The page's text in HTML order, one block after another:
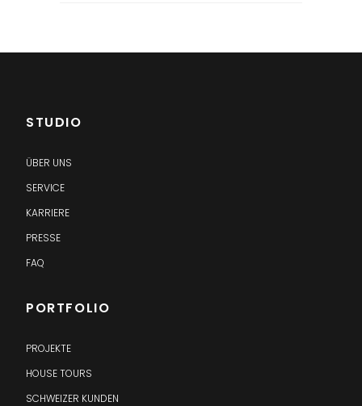
STUDIO
ÜBER UNS
SERVICE
KARRIERE
PRESSE
FAQ
PORTFOLIO
PROJEKTE
HOUSE TOURS
SCHWEIZER KUNDEN